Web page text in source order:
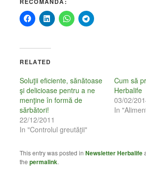
RELATED
Soluţii eficiente, sănătoase
şi delicioase pentru a ne
menţine în formă de
sărbători!
22/12/2011
In "Controlul greutăţii"
Cum să
Herbalife
03/02/
In
This entry was posted in Newsletter Herbalife
the permalink.